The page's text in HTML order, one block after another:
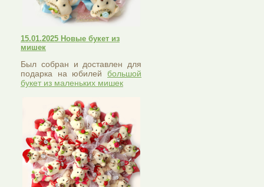
15.01.2025 Новые букет из
мишек
Был собран и доставлен для
подарка на юбилей большой
букет из маленьких мишек